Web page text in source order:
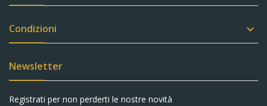
Condizioni 
Newsletter
Registrati per non perderti le nostre novità